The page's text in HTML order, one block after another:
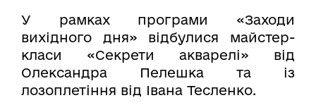
У рамках
програми «Заходи
вихідного дня» відбулися майстер-
класи «Секрети акварелі» від
Олександра Пелешка та із
лозоплетіння від Івана Тесленко.